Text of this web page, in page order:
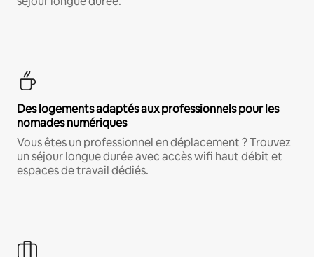
Des logements adaptés aux professionnels pour les
nomades numériques
Vous êtes un professionnel en déplacement ? Trouvez
un séjour longue durée avec accès wifi haut débit et
espaces de travail dédiés.